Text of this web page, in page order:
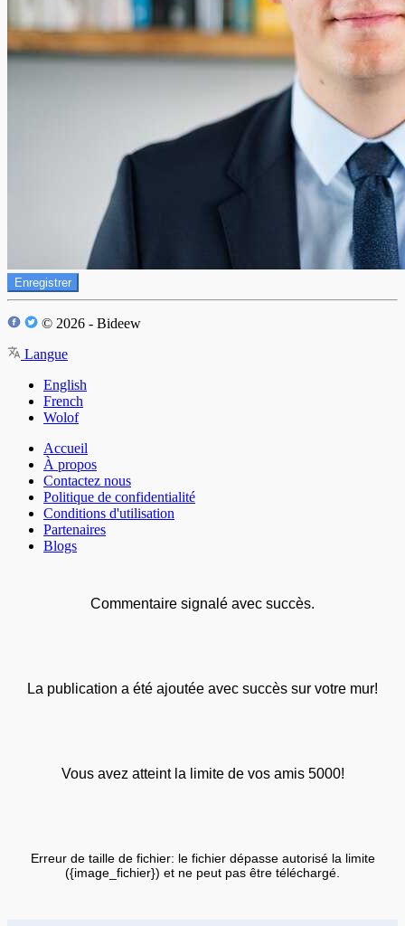
Enregistrer
© 2026 - Bideew
Langue
English
French
Wolof
Accueil
À propos
Contactez nous
Politique de confidentialité
Conditions d'utilisation
Partenaires
Blogs
Commentaire signalé avec succès.
La publication a été ajoutée avec succès sur votre mur!
Vous avez atteint la limite de vos amis 5000!
Erreur de taille de fichier: le fichier dépasse autorisé la limite
({image_fichier}) et ne peut pas être téléchargé.